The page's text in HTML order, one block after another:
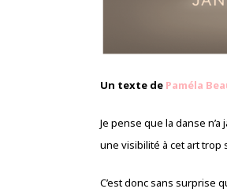
Un texte de Paméla
Je pense que la danse
une visibilité à cet art trop
C’est donc sans surprise